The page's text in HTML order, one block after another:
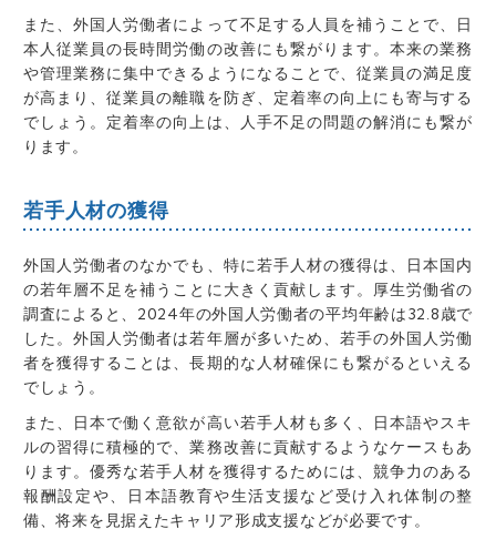
また、外国人労働者によって不足する人員を補うことで、日
本人従業員の長時間労働の改善にも繋がります。本来の業務
や管理業務に集中できるようになることで、従業員の満足度
が高まり、従業員の離職を防ぎ、定着率の向上にも寄与する
でしょう。定着率の向上は、人手不足の問題の解消にも繋が
ります。
若手人材の獲得
外国人労働者のなかでも、特に若手人材の獲得は、日本国内
の若年層不足を補うことに大きく貢献します。厚生労働省の
調査によると、2024年の外国人労働者の平均年齢は32.8歳で
した。外国人労働者は若年層が多いため、若手の外国人労働
者を獲得することは、長期的な人材確保にも繋がるといえる
でしょう。
また、日本で働く意欲が高い若手人材も多く、日本語やスキ
ルの習得に積極的で、業務改善に貢献するようなケースもあ
ります。優秀な若手人材を獲得するためには、競争力のある
報酬設定や、日本語教育や生活支援など受け入れ体制の整
備、将来を見据えたキャリア形成支援などが必要です。